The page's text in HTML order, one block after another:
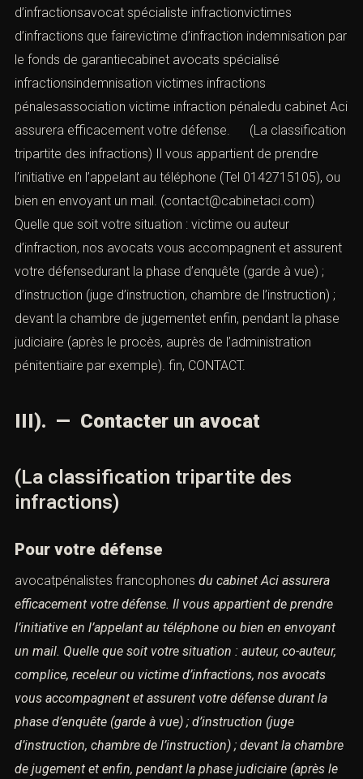
d’infractionsavocat spécialiste infractionvictimes
d’infractions que fairevictime d’infraction indemnisation par
le fonds de garantiecabinet avocats spécialisé
infractionsindemnisation victimes infractions
pénalesassociation victime infraction pénaledu cabinet Aci
assurera efficacement votre défense. (La classification
tripartite des infractions) Il vous appartient de prendre
l’initiative en l’appelant au téléphone (Tel 0142715105), ou
bien en envoyant un mail. (contact@cabinetaci.com)
Quelle que soit votre situation : victime ou auteur
d’infraction, nos avocats vous accompagnent et assurent
votre défensedurant la phase d’enquête (garde à vue) ;
d’instruction (juge d’instruction, chambre de l’instruction) ;
devant la chambre de jugementet enfin, pendant la phase
judiciaire (après le procès, auprès de l’administration
pénitentiaire par exemple). fin, CONTACT.
III). — Contacter un avocat
(La classification tripartite des
infractions)
Pour votre défense
avocatpénalistes francophones du cabinet Aci assurera
efficacement votre défense. Il vous appartient de prendre
l’initiative en l’appelant au téléphone ou bien en envoyant
un mail. Quelle que soit votre situation : auteur, co-auteur,
complice, receleur ou victime d’infractions, nos avocats
vous accompagnent et assurent votre défense durant la
phase d’enquête (garde à vue) ; d’instruction (juge
d’instruction, chambre de l’instruction) ; devant la chambre
de jugement et enfin, pendant la phase judiciaire (après le